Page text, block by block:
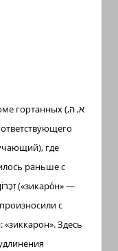
гортанных (א, ה,
где
раньше с
זִכָּרוֹן(«зикаро́н» —
с
Здесь